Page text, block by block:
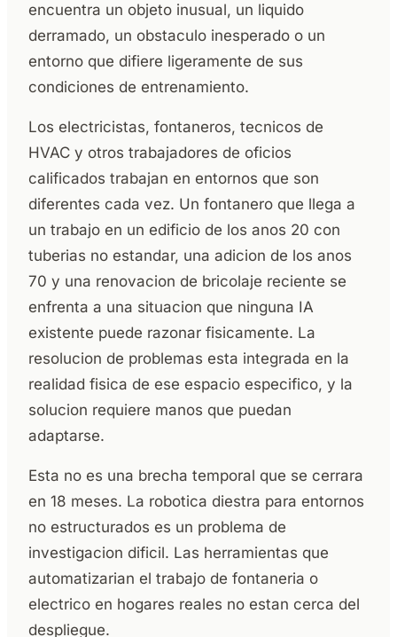
encuentra un objeto inusual, un liquido
derramado, un obstaculo inesperado o un
entorno que difiere ligeramente de sus
condiciones de entrenamiento.
Los electricistas, fontaneros, tecnicos de
HVAC y otros trabajadores de oficios
calificados trabajan en entornos que son
diferentes cada vez. Un fontanero que llega a
un trabajo en un edificio de los anos 20 con
tuberias no estandar, una adicion de los anos
70 y una renovacion de bricolaje reciente se
enfrenta a una situacion que ninguna IA
existente puede razonar fisicamente. La
resolucion de problemas esta integrada en la
realidad fisica de ese espacio especifico, y la
solucion requiere manos que puedan
adaptarse.
Esta no es una brecha temporal que se cerrara
en 18 meses. La robotica diestra para entornos
no estructurados es un problema de
investigacion dificil. Las herramientas que
automatizarian el trabajo de fontaneria o
electrico en hogares reales no estan cerca del
despliegue.